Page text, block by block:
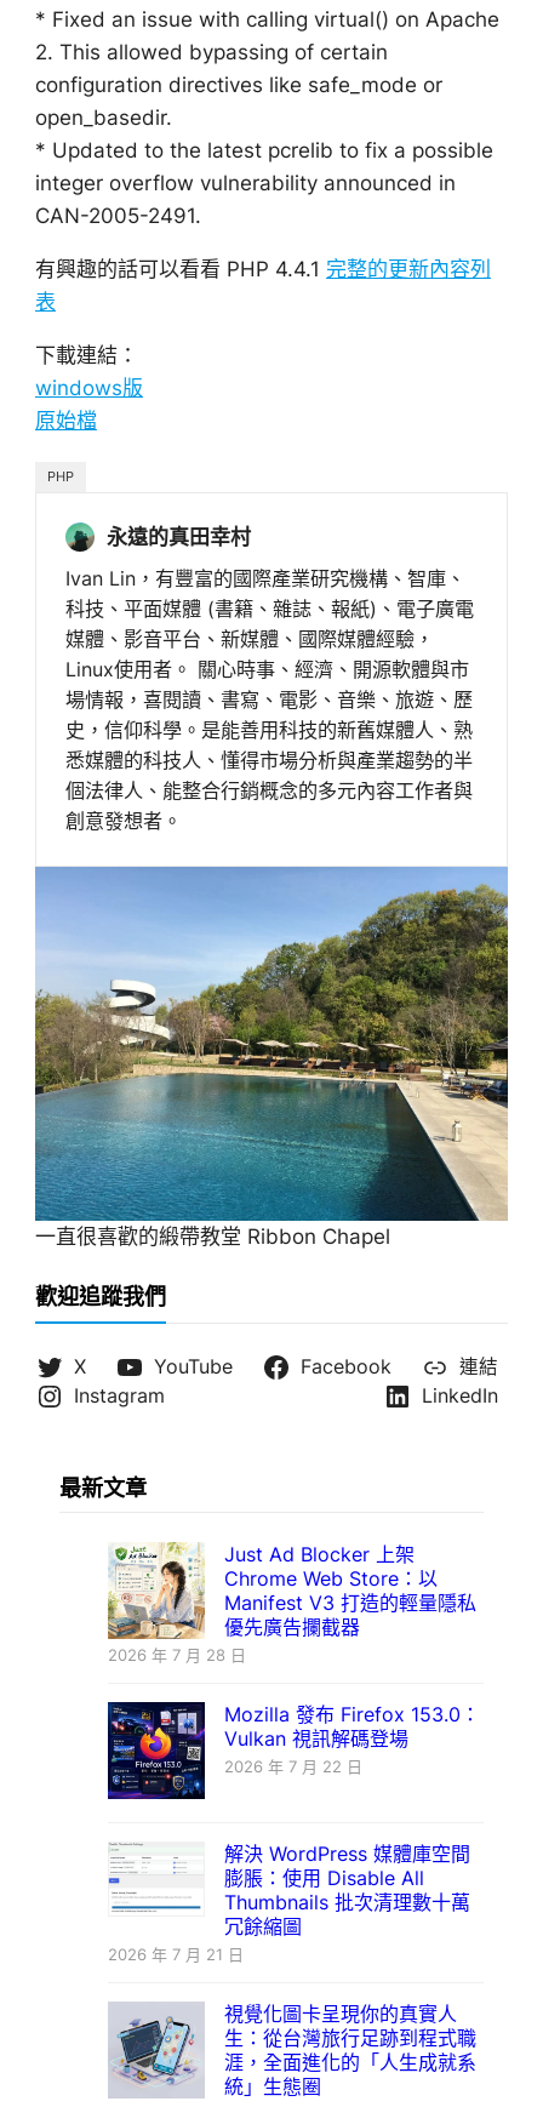
* Fixed an issue with calling virtual() on Apache
2. This allowed bypassing of certain
configuration directives like safe_mode or
open_basedir.
* Updated to the latest pcrelib to fix a possible
integer overflow vulnerability announced in
CAN-2005-2491.
有興趣的話可以看看 PHP 4.4.1 完整的更新內容列
表
下載連結：
windows版
原始檔
PHP
永遠的真田幸村
Ivan Lin，有豐富的國際產業研究機構、智庫、
科技、平面媒體 (書籍、雜誌、報紙)、電子廣電
媒體、影音平台、新媒體、國際媒體經驗，
Linux使用者。 關心時事、經濟、開源軟體與市
場情報，喜閱讀、書寫、電影、音樂、旅遊、歷
史，信仰科學。是能善用科技的新舊媒體人、熟
悉媒體的科技人、懂得市場分析與產業趨勢的半
個法律人、能整合行銷概念的多元內容工作者與
創意發想者。
一直很喜歡的緞帶教堂 Ribbon Chapel
歡迎追蹤我們
X YouTube Facebook
連結
Instagram
LinkedIn
最新文章
Just Ad Blocker 上架
Chrome Web Store：以
Manifest V3 打造的輕量隱私
優先廣告攔截器
2026 年 7 月 28 日
Mozilla 發布 Firefox 153.0：
Vulkan 視訊解碼登場
2026 年 7 月 22 日
解決 WordPress 媒體庫空間
膨脹：使用 Disable All
Thumbnails 批次清理數十萬
冗餘縮圖
2026 年 7 月 21 日
視覺化圖卡呈現你的真實人
生：從台灣旅行足跡到程式職
涯，全面進化的「人生成就系
統」生態圈